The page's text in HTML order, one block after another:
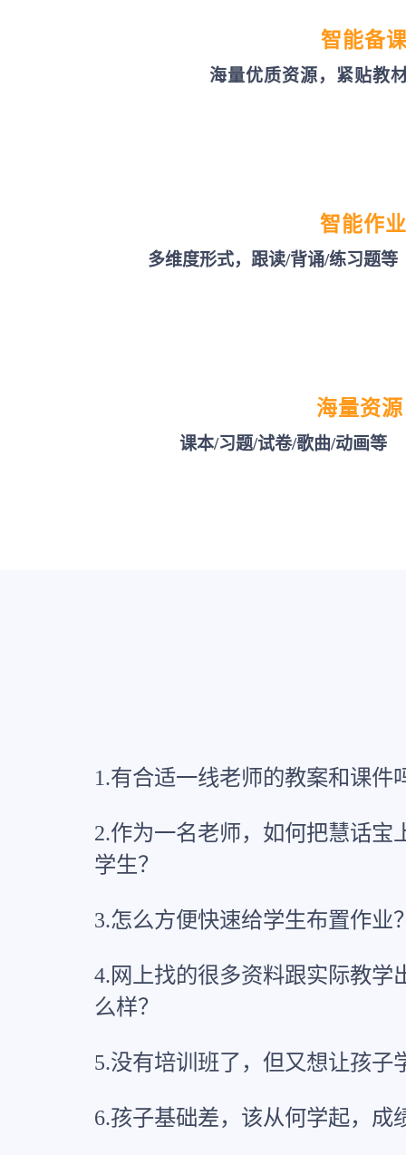
智能备
海量优质资源，紧贴教
智能作业
多维度形式，跟读/背诵/练习题等
海量资源
课本/习题/试卷/歌曲/动画等
1.有合适一线老师的教案和课件
2.作为一名老师，如何把慧话宝
学生？
3.怎么方便快速给学生布置作业
4.网上找的很多资料跟实际教学
么样？
5.没有培训班了，但又想让孩子
6.孩子基础差，该从何学起，成